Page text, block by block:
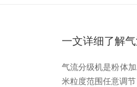
一文详细了解
气流分级机是粉体加
米粒度范围任意调节